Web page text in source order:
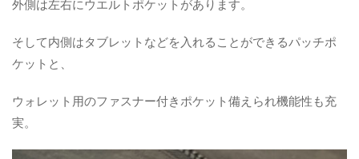
外側は左右にウエルトポケットがあります。
そして内側はタブレットなどを入れることができるパッチポ
ケットと、
ウォレット用のファスナー付きポケット備えられ機能性も充
実。